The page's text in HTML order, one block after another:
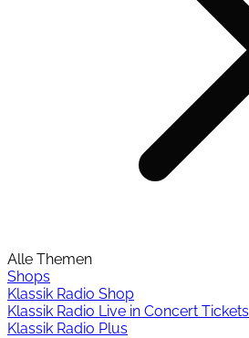
Alle Themen
Shops
Klassik Radio Shop
Klassik Radio Live in Concert Tickets
Klassik Radio Plus